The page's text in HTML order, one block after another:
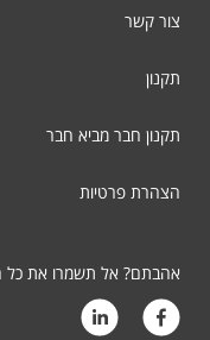
צור קשר
תקנון
תקנון חבר מביא חבר
הצהרת פרטיות
אהבתם? אל תשמרו את כל